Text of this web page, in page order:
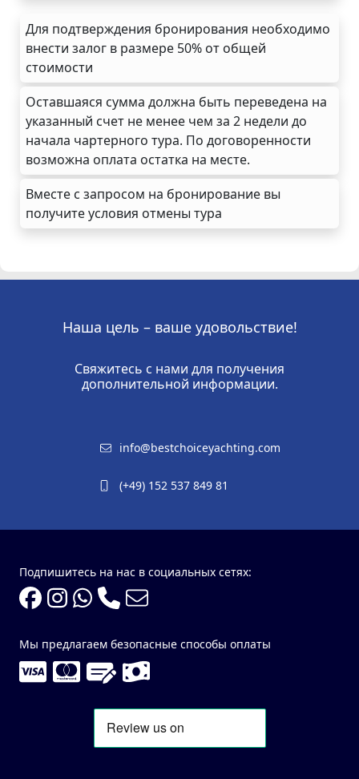
Для подтверждения бронирования необходимо
внести залог в размере 50% от общей
стоимости
Оставшаяся сумма должна быть переведена на
указанный счет не менее чем за 2 недели до
начала чартерного тура. По договоренности
возможна оплата остатка на месте.
Вместе с запросом на бронирование вы
получите условия отмены тура
Наша цель – ваше удовольствие!
Свяжитесь с нами для получения
дополнительной информации.
info@bestchoiceyachting.com
(+49) 152 537 849 81
Подпишитесь на нас в социальных сетях:
Мы предлагаем безопасные способы оплаты